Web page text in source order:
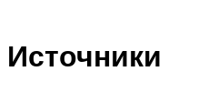
Источники